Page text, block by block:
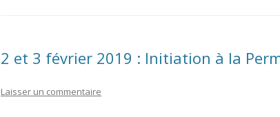
2 et 3 février 2019 : Initiation à la
Laisser un commentaire